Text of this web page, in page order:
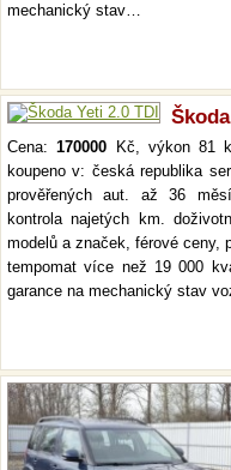
mechanický stav…
Cena:170000 Kč, výkon 81
koupeno v: česká republika
prověřených aut. až 36
kontrola najetých km.
modelů a značek, férové ceny,
tempomat více než 19 000
garance na mechanický stav